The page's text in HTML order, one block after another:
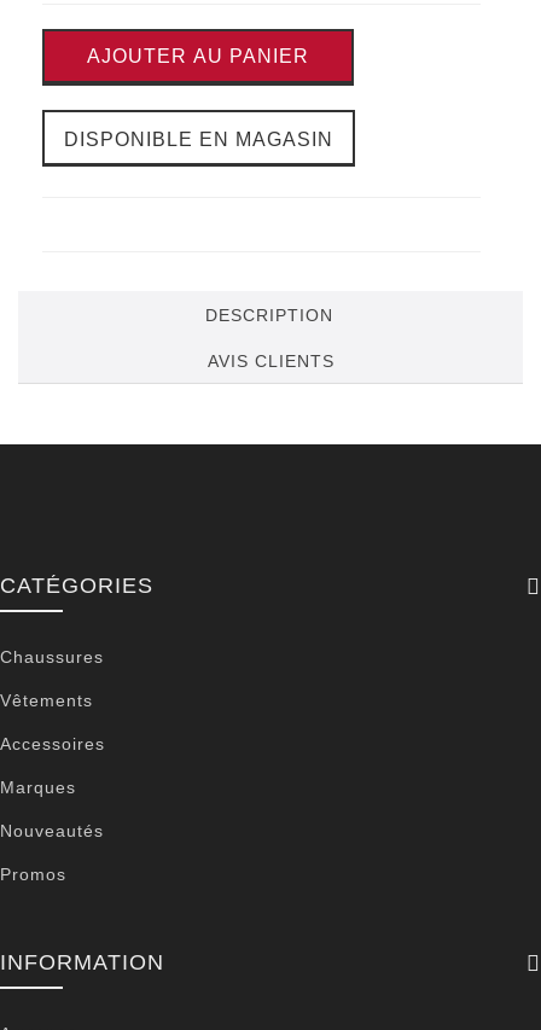
AJOUTER AU PANIER
DISPONIBLE EN MAGASIN
DESCRIPTION
AVIS CLIENTS
CATÉGORIES
Chaussures
Vêtements
Accessoires
Marques
Nouveautés
Promos
INFORMATION